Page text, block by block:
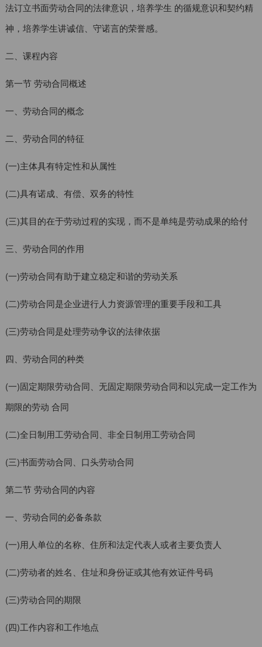
法订立书面劳动合同的法律意识，培养学生 的循规意识和契约精
神，培养学生讲诚信、守诺言的荣誉感。
二、课程内容
第一节 劳动合同概述
一、劳动合同的概念
二、劳动合同的特征
(一)主体具有特定性和从属性
(二)具有诺成、有偿、双务的特性
(三)其目的在于劳动过程的实现，而不是单纯是劳动成果的给付
三、劳动合同的作用
(一)劳动合同有助于建立稳定和谐的劳动关系
(二)劳动合同是企业进行人力资源管理的重要手段和工具
(三)劳动合同是处理劳动争议的法律依据
四、劳动合同的种类
(一)固定期限劳动合同、无固定期限劳动合同和以完成一定工作为
期限的劳动 合同
(二)全日制用工劳动合同、非全日制用工劳动合同
(三)书面劳动合同、口头劳动合同
第二节 劳动合同的内容
一、劳动合同的必备条款
(一)用人单位的名称、住所和法定代表人或者主要负责人
(二)劳动者的姓名、住址和身份证或其他有效证件号码
(三)劳动合同的期限
(四)工作内容和工作地点